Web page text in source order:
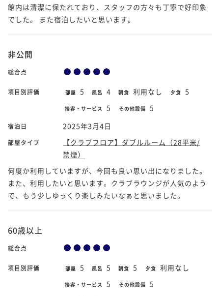
館内は清潔に保たれており、スタッフの方々も丁寧で好印象
でした。 また宿泊したいと思います。
非公開
総合点
項目別評価 部屋 5 風呂 4 朝食 利用なし 夕食 5
接客・サービス 5 その他設備 5
宿泊日 2025年3月4日
部屋タイプ
【クラブフロア】ダブルルーム（28平米/
禁煙）
何度か利用していますが、今回も良い思い出になりました。
また、利用したいと思います。クラブラウンジが人気のよう
で、もう少しゆっくり楽しみたいなぁと思いました。
60歳以上
総合点
項目別評価 部屋 5 風呂 5 朝食 5 夕食 利用なし
接客・サービス 5 その他設備 5